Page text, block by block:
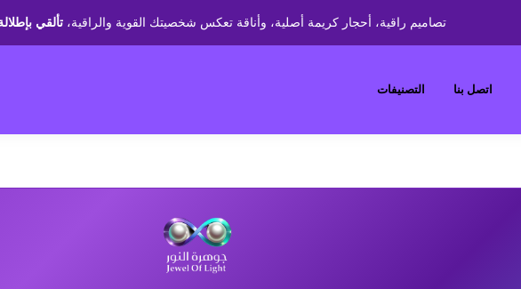
تصاميم راقية، أحجار كريمة أصلية، وأناقة تعكس شخصيتك القوية والراقية،تألقي
اتصل بنا التصنيفات